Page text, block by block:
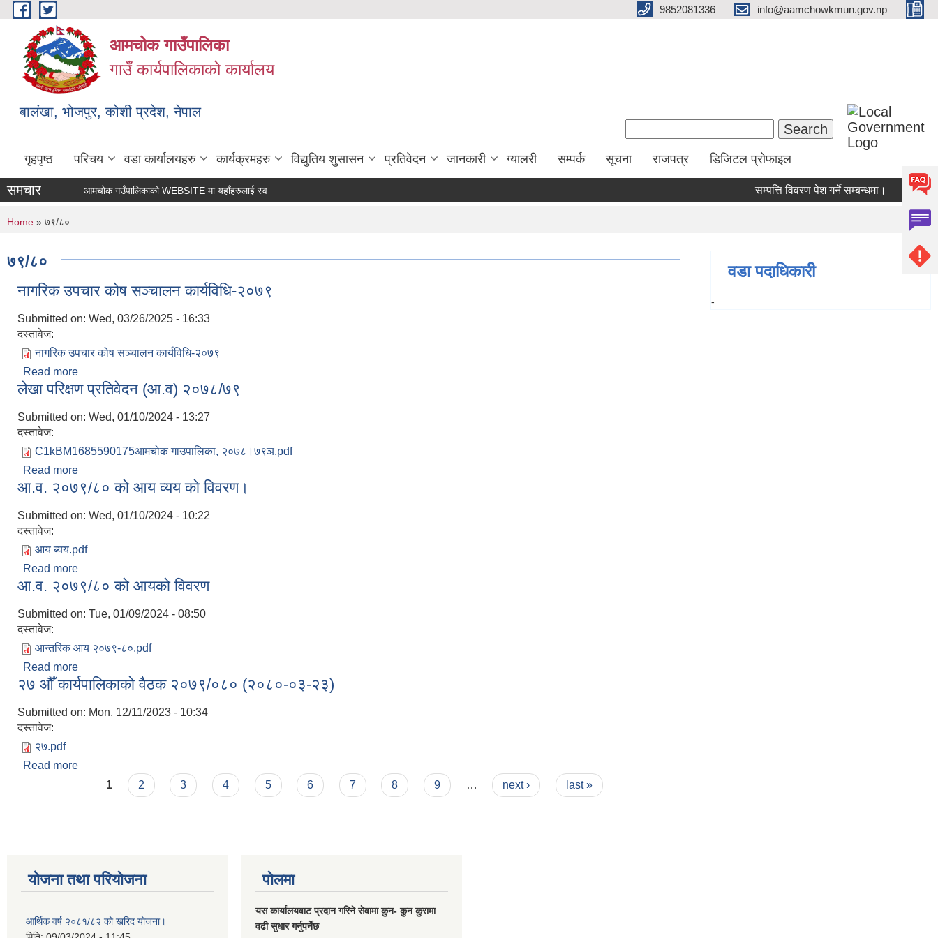
Skip to main content 9852081336 info@aamchowkmun.gov.np
आमचोक गाउँपालिका
गाउँ कार्यपालिकाको कार्यालय
बालंखा, भोजपुर, कोशी प्रदेश, नेपाल
गृहपृष्ठ परिचय वडा कार्यालयहरु कार्यक्रमहरु विद्युतिय शुसासन प्रतिवेदन जानकारी ग्यालरी सम्पर्क सूचना राजपत्र डिजिटल प्रोफाइल
आमचोक गउँपालिकाको WEBSITE मा यहाँहरुलाई स्वागत छ ।
समचार सम्पत्ति विवरण पेश गर्ने सम्बन्धमा।
You are here
Home » ७९/८०
७९/८०
नागरिक उपचार कोष सञ्‍चालन कार्यविधि-२०७९
Submitted on: Wed, 03/26/2025 - 16:33
दस्तावेज:
नागरिक उपचार कोष सञ्‍चालन कार्यविधि-२०७९
Read more
लेखा परिक्षण प्रतिवेदन (आ.व) २०७८/७९
Submitted on: Wed, 01/10/2024 - 13:27
दस्तावेज:
C1kBM1685590175आमचोक गाउपालिका, २०७८।७९ञ.pdf
Read more
आ.व. २०७९/८० को आय व्यय को विवरण।
Submitted on: Wed, 01/10/2024 - 10:22
दस्तावेज:
आय ब्यय.pdf
Read more
आ.व. २०७९/८० को आयको विवरण
Submitted on: Tue, 01/09/2024 - 08:50
दस्तावेज:
आन्तरिक आय २०७९-८०.pdf
Read more
२७ औँ कार्यपालिकाको वैठक २०७९/०८० (२०८०-०३-२३)
Submitted on: Mon, 12/11/2023 - 10:34
दस्तावेज:
२७.pdf
Read more
1 2 3 4 5 6 7 8 9 … next › last »
वडा पदाधिकारी
-
योजना तथा परियोजना
आर्थिक वर्ष २०८१/८२ को खरिद योजना।
पोलमा
यस कार्यालयवाट प्रदान गरिने सेवामा कुन- कुन कुरामा
वढी सुधार गर्नुपर्नेछ